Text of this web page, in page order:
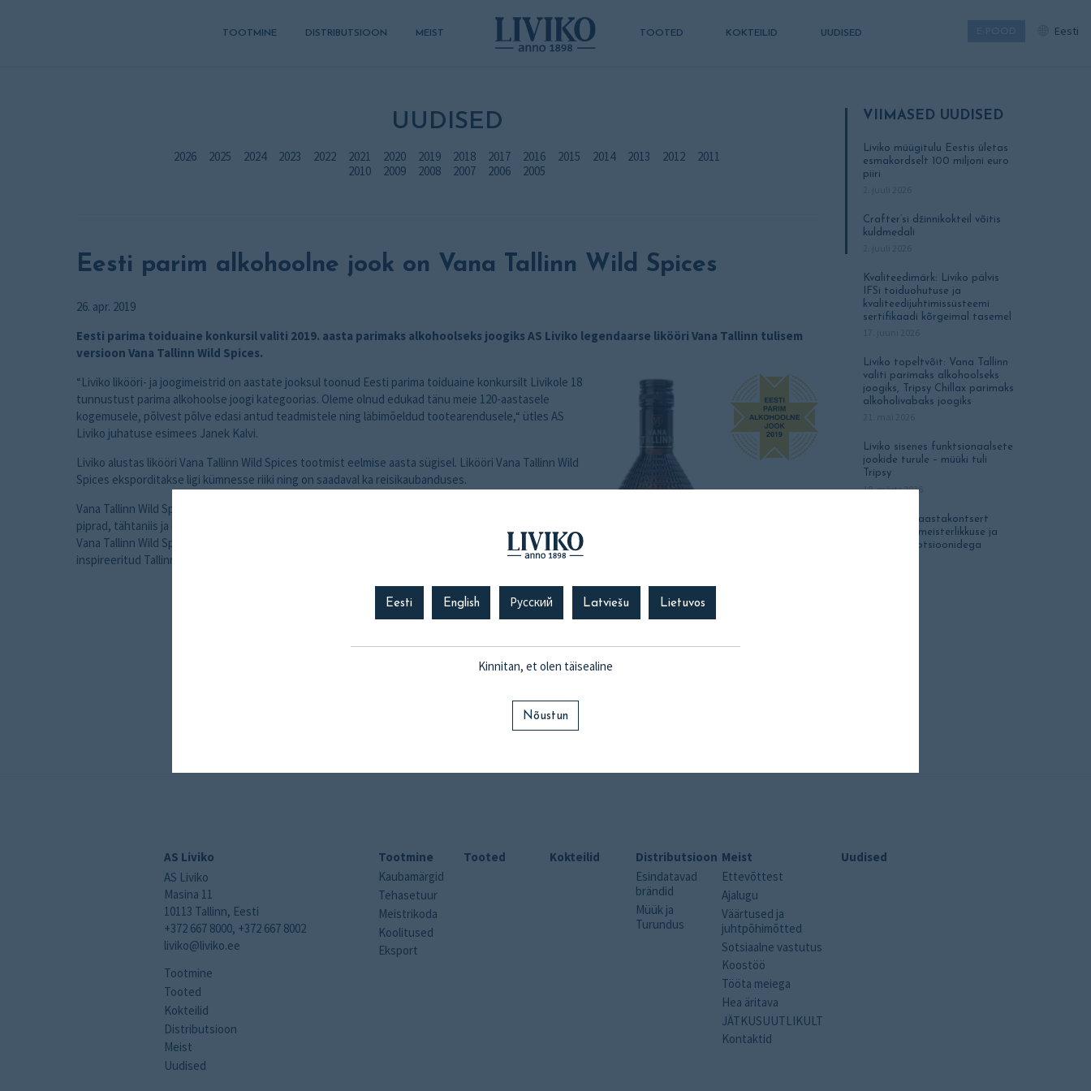
TOOTMINE TOOTED KOKTEILID
DISTRIBUTSIOON MEIST UUDISED
Eesti
UUDISED
2026 2025 2024 2023 2022 2021 2020 2019 2018 2017 2016 2015 2014 2013 2012
2011
2010
2009 2008 2007 2006 2005
Eesti parim alkohoolne jook on Vana Tallinn Wild Spices
26. apr. 2019
Eesti parima toiduaine konkursil valiti 2019. aasta parimaks alkohoolseks joogiks AS Liviko legendaarse likööri Vana Tallinn tulisem
versioon Vana Tallinn Wild Spices.
“Liviko likööri- ja joogimeistrid on aastate jooksul toonud Eesti parima toiduaine konkursilt Livikole 18
tunnustust parima alkohoolse joogi kategoorias. Oleme olnud edukad tänu meie 120-aastasele
kogemusele, põlvest põlve edasi antud teadmistele ning läbimõeldud tootearendusele,“ ütles AS
Liviko juhatuse esimees Janek Kalvi.
Liviko alustas likööri Vana Tallinn Wild Spices tootmist eelmise aasta sügisel. Likööri Vana Tallinn Wild
Spices eksporditakse ligi kümnesse riiki ning on saadaval ka reisikaubanduses.
Vana Tallinn Wild Spices sisaldab klassikalisest Vana Tallinnast rohkem vürtse. Lisatud on erinevad
piprad, tähtaniis ja ingver. Joogis sisalduvate olulisemate vürtside pildid on lisatud ka pudeli etiketile.
Vana Tallinn Wild Spices on villitud legendaarsesse Vana Tallinna pruuni klaaspudelisse, mis on
inspireeritud Tallinna vanalinna tornidest.
VIIMASED UUDISED
Liviko müügitulu Eestis ületas
esmakordselt 100 miljoni euro
piiri
Crafter’si džinnikokteil võitis
kuldmedali
Kvaliteedimärk: Liviko pälvis
IFSi toiduohutuse ja
kvaliteedijuhtimissüsteemi
sertifikaadi kõrgeimal tasemel
Liviko topeltvõit: Vana Tallinn
valiti parimaks alkohoolseks
joogiks, Tripsy Chillax parimaks
alkoholivabaks joogiks
Liviko sisenes funktsionaalsete
jookide turule – müüki tuli
Tripsy
18. märts 2026
Galerii: Uusaastakontsert
täitis saali meisterlikkuse ja
ülevate emotsioonidega
AS Liviko
AS Liviko
Masina 11
10113 Tallinn, Eesti
+372 667 8000, +372 667 8002
liviko@liviko.ee
Tootmine
Tooted
Kokteilid
Distributsioon
Meist
Uudised
Tootmine
Kaubamärgid
Tehasetuur
Meistrikoda
Koolitused
Eksport
Tooted Kokteilid
Distributsioon
Esindatavad
brändid
Müük ja
Turundus
Meist
Ettevõttest
Ajalugu
Väärtused ja
juhtpõhimõtted
Sotsiaalne vastutus
Koostöö
Tööta meiega
Hea äritava
JÄTKUSUUTLIKULT
Kontaktid
Uudised
Eesti English Русский Latviešu Lietuvos
Kinnitan, et olen täisealine
Nõustun